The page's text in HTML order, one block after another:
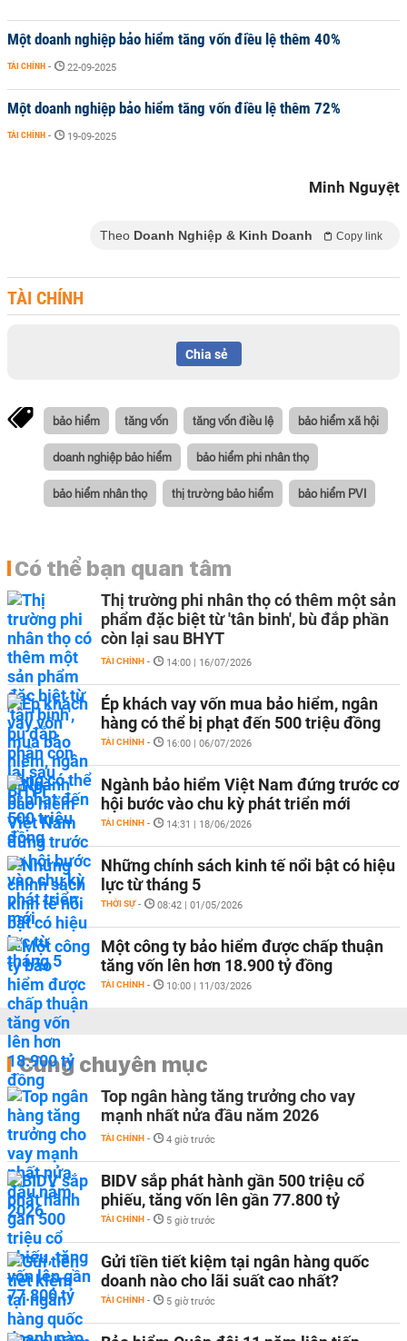
Một doanh nghiệp bảo hiểm tăng vốn điều lệ thêm 40%
TÀI CHÍNH - 22-09-2025
Một doanh nghiệp bảo hiểm tăng vốn điều lệ thêm 72%
TÀI CHÍNH - 19-09-2025
Minh Nguyệt
Theo Doanh Nghiệp & Kinh Doanh Copy link
TÀI CHÍNH
Chia sẻ
bảo hiểm tăng vốn tăng vốn điều lệ bảo hiểm xã hội
doanh nghiệp bảo hiểm bảo hiểm phi nhân thọ
bảo hiểm nhân thọ thị trường bảo hiểm bảo hiểm PVI
Có thể bạn quan tâm
Thị trường phi nhân thọ có thêm một sản
phẩm đặc biệt từ 'tân binh', bù đắp phần
còn lại sau BHYT
TÀI CHÍNH - 14:00 | 16/07/2026
Ép khách vay vốn mua bảo hiểm, ngân
hàng có thể bị phạt đến 500 triệu đồng
TÀI CHÍNH - 16:00 | 06/07/2026
Ngành bảo hiểm Việt Nam đứng trước cơ
hội bước vào chu kỳ phát triển mới
TÀI CHÍNH - 14:31 | 18/06/2026
Những chính sách kinh tế nổi bật có hiệu
lực từ tháng 5
THỜI SỰ - 08:42 | 01/05/2026
Một công ty bảo hiểm được chấp thuận
tăng vốn lên hơn 18.900 tỷ đồng
TÀI CHÍNH - 10:00 | 11/03/2026
Cùng chuyên mục
Top ngân hàng tăng trưởng cho vay
mạnh nhất nửa đầu năm 2026
TÀI CHÍNH - 4 giờ trước
BIDV sắp phát hành gần 500 triệu cổ
phiếu, tăng vốn lên gần 77.800 tỷ
TÀI CHÍNH - 5 giờ trước
Gửi tiền tiết kiệm tại ngân hàng quốc
doanh nào cho lãi suất cao nhất?
TÀI CHÍNH - 5 giờ trước